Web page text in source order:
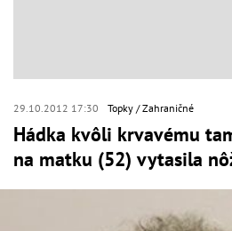
29.10.2012 17:30 Topky Zahraničné
Hádka kvôli krvavému
na matku (52) vytasila